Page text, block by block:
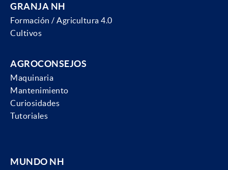
GRANJA NH
Formación / Agricultura 4.0
Cultivos
AGROCONSEJOS
Maquinaria
Mantenimiento
Curiosidades
Tutoriales
MUNDO NH